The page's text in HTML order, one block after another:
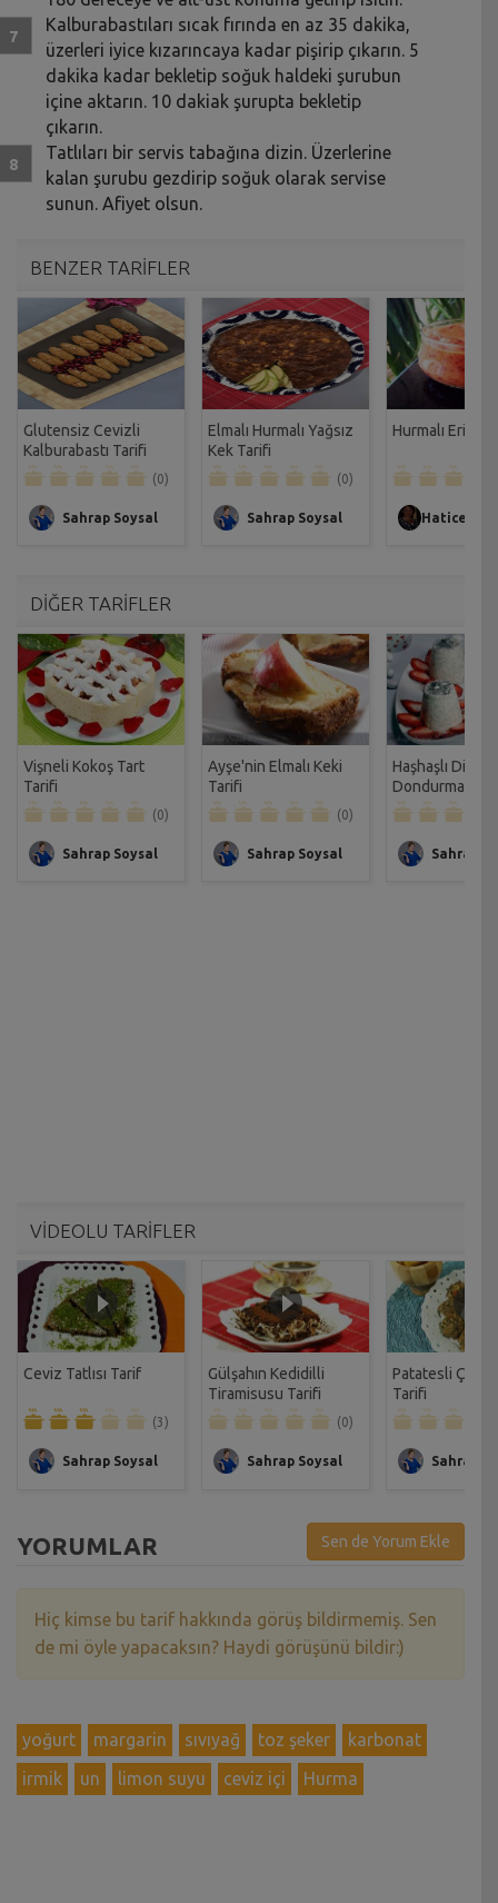
Kalburabastıları sıcak fırında en az 35 dakika,
üzerleri iyice kızarıncaya kadar pişirip çıkarın. 5
dakika kadar bekletip soğuk haldeki şurubun
içine aktarın. 10 dakiak şurupta bekletip
çıkarın.
Tatlıları bir servis tabağına dizin. Üzerlerine
kalan şurubu gezdirip soğuk olarak servise
sunun. Afiyet olsun.
BENZER TARİFLER
Glutensiz Cevizli
Kalburabastı Tarifi
(0)
Sahrap Soysal
Elmalı Hurmalı Yağsız
Kek Tarifi
(0)
Sahrap Soysal
Hurmalı Erik
Hatice
DİĞER TARİFLER
Vişneli Kokoş Tart
Tarifi
(0)
Sahrap Soysal
Ayşe'nin Elmalı Keki
Tarifi
(0)
Sahrap Soysal
Haşhaşlı Diyet
Dondurma
Sahrap
VİDEOLU TARİFLER
Ceviz Tatlısı Tarif
(3)
Sahrap Soysal
Gülşahın Kedidilli
Tiramisusu Tarifi
(0)
Sahrap Soysal
Patatesli Çıtır
Tarifi
Sahrap
YORUMLAR Sen de Yorum Ekle
Hiç kimse bu tarif hakkında görüş bildirmemiş. Sen
de mi öyle yapacaksın? Haydi görüşünü bildir:)
yoğurt margarin sıvıyağ toz şeker
karbonat
irmik
un limon suyu ceviz içi Hurma